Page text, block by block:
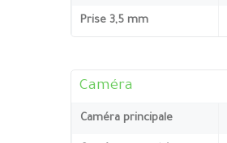
Prise 3,5 mm
Caméra
Caméra principale